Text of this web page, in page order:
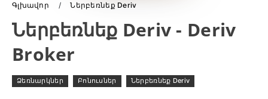
Գլխավոր Ներբեռնեք Deriv
Ներբեռնեք Deriv - Deriv
Broker
Ձեռնարկներ Բոնուսներ Ներբեռնեք Deriv